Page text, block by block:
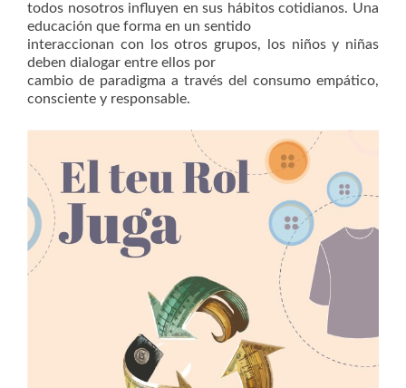
todos nosotros influyen en sus hábitos cotidianos. Una
educación que forma en un sentido
interaccionan con los otros grupos, los niños y niñas
deben dialogar entre ellos por
cambio de paradigma a través del consumo empático,
consciente y responsable.